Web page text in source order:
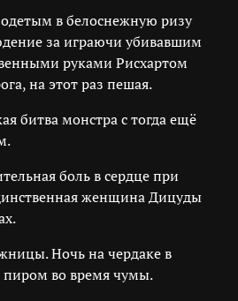
в белоснежную ризу
за играючи убивавшим
руками Рисхартом
на этот раз пешая.
битва монстра с тогда ещё
боль в сердце при
женщина Дицуды
Ночь на чердаке в
во время чумы.